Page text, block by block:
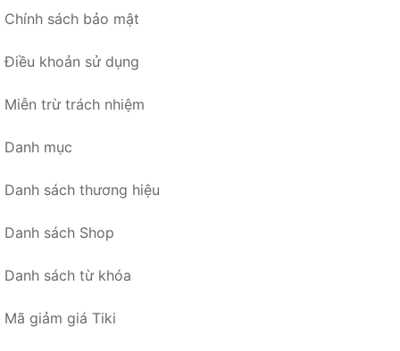
Chính sách bảo mật
Điều khoản sử dụng
Miễn trừ trách nhiệm
Danh mục
Danh sách thương hiệu
Danh sách Shop
Danh sách từ khóa
Mã giảm giá Tiki